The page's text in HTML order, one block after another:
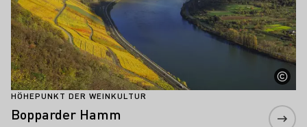
HÖHEPUNKT DER WEINKULTUR
Bopparder Hamm